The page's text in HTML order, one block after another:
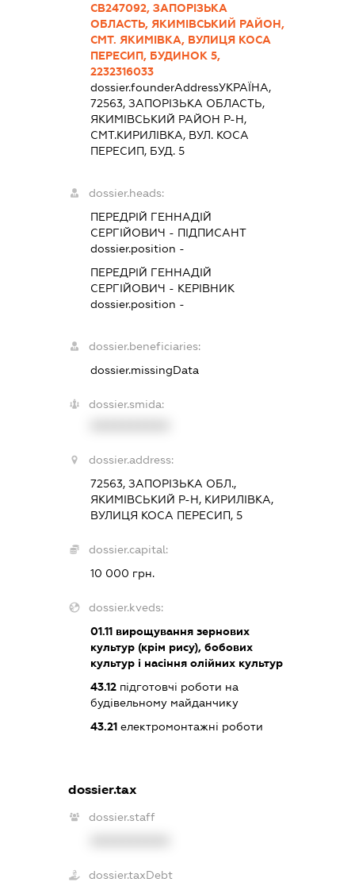
СВ247092, ЗАПОРІЗЬКА
ОБЛАСТЬ, ЯКИМІВСЬКИЙ РАЙОН,
СМТ. ЯКИМІВКА, ВУЛИЦЯ КОСА
ПЕРЕСИП, БУДИНОК 5,
2232316033
dossier.founderAddressУКРАЇНА,
72563, ЗАПОРIЗЬКА ОБЛАСТЬ,
ЯКИМIВСЬКИЙ РАЙОН Р-Н,
СМТ.КИРИЛІВКА, ВУЛ. КОСА
ПЕРЕСИП, БУД. 5
dossier.heads:
ПЕРЕДРІЙ ГЕННАДІЙ
СЕРГІЙОВИЧ - ПІДПИСАНТ
dossier.position -
ПЕРЕДРІЙ ГЕННАДІЙ
СЕРГІЙОВИЧ - КЕРІВНИК
dossier.position -
dossier.beneficiaries:
dossier.missingData
dossier.smida:
dossier.address:
72563, ЗАПОРІЗЬКА ОБЛ.,
ЯКИМІВСЬКИЙ Р-Н, КИРИЛІВКА,
ВУЛИЦЯ КОСА ПЕРЕСИП, 5
dossier.capital:
10 000 грн.
dossier.kveds:
01.11 вирощування зернових
культур (крім рису), бобових
культур і насіння олійних культур
43.12 підготовчі роботи на
будівельному майданчику
43.21 електромонтажні роботи
dossier.tax
dossier.staff
dossier.taxDebt